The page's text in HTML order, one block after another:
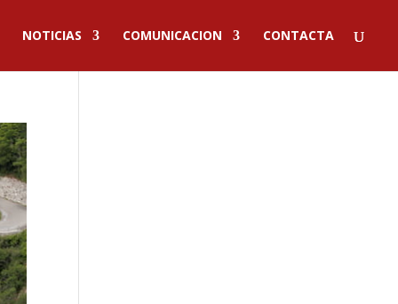
NOTICIAS COMUNICACION CONTACTA